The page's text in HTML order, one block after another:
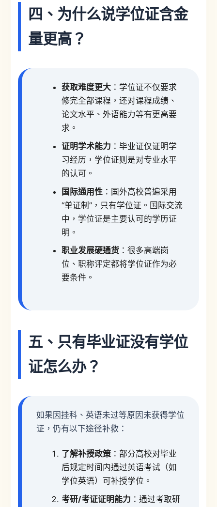
四、为什么说学位证含金
量更高？
获取难度更大：学位证不仅要求
修完全部课程，还对课程成绩、
论文水平、外语能力等有更高要
求。
证明学术能力 ：毕业证仅证明学
习经历，学位证则是对专业水平
的认可。
国际通用性：国外高校普遍采用
“单证制”，只有学位证。国际交流
中，学位证是主要认可的学历证
明。
职业发展硬通货：很多高端岗
位、职称评定都将学位证作为必
要条件。
五、只有毕业证没有学位
证怎么办？
如果因挂科、英语未过等原因未获得学位
证，仍有以下途径补救：
了解补授政策：部分高校对毕业
后规定时间内通过英语考试（如
学位英语）可补授学位。
考研/考证证明能力 ：通过考取研